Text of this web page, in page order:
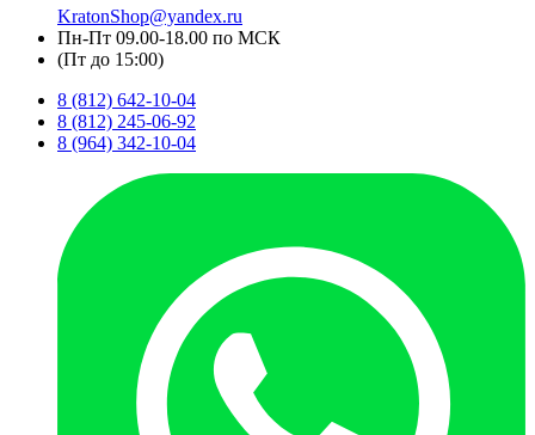
KratonShop@yandex.ru
Пн-Пт 09.00-18.00 по МСК
(Пт до 15:00)
8 (812) 642-10-04
8 (812) 245-06-92
8 (964) 342-10-04